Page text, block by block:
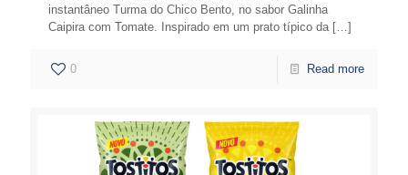
instantâneo Turma do Chico Bento, no sabor Galinha
Caipira com Tomate. Inspirado em um prato típico da […]
0 Read more